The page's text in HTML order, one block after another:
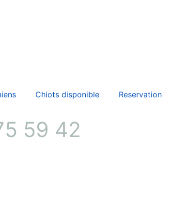
Chiots disponible Reservation
59 42